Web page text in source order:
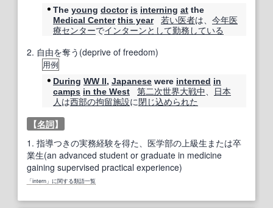
The young doctor is interning at the
Medical Center this year 若い医者は、 今年医
療センターでインターンとして勤務 している
2. 自由を奪う(deprive of freedom)
用例
During WW II, Japanese were interned in
camps in the West 第二次世界大戦中、 日本
人は西部の拘留施設に閉じ込められた
【名詞】
1. 指導つきの実務経験を得た、医学部の上級生または卒
業生(an advanced student or graduate in medicine
gaining supervised practical experience)
「intern」に関する類語一覧